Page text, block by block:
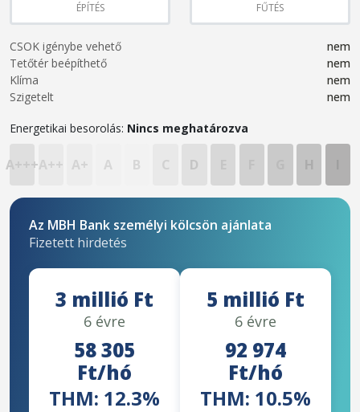
ÉPÍTÉS FŰTÉS
CSOK igénybe vehető
nem
Tetőtér beépíthető
nem
Klíma
nem
Szigetelt
nem
Energetikai besorolás: Nincs meghatározva
A+++A++ A+ A B C D
Az MBH Bank személyi kölcsön ajánlata
Fizetett hirdetés
3 millió Ft
6 évre
58 305
Ft/hó
THM: 12.3%
5 millió Ft
6 évre
92 974
Ft/hó
THM: 10.5%